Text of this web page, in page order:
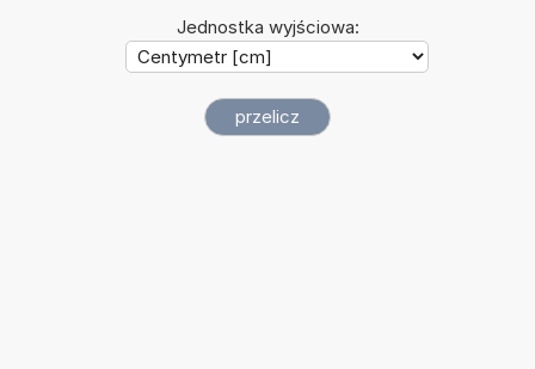
Jednostka wyjściowa: